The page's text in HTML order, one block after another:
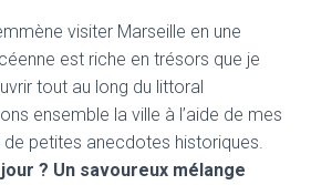
visiter Marseille en une
est riche en trésors que je
tout au long du littoral
ensemble la ville à l’aide de mes
petites anecdotes historiques.
? Un savoureux mélange